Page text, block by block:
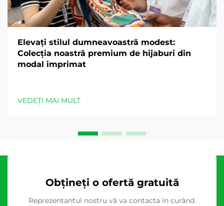
Elevați stilul dumneavoastră modest:
Colecția noastră premium de hijaburi din
modal imprimat
VEDEȚI MAI MULT
Obțineți o ofertă gratuită
Reprezentantul nostru vă va contacta în curând.